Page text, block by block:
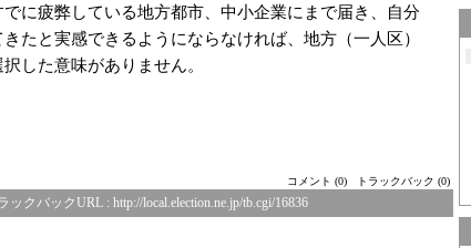
に疲弊している地方都市、中小企業にまで届き、自分
たと実感できるようにならなければ、地方（一人区）
した意味がありません。
コメント (0) トラックバック (0)
ックバックURL : http://local.election.ne.jp/tb.cgi/16836